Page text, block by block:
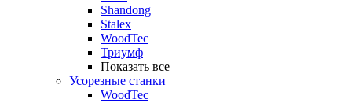
Shandong
Stalex
WoodTec
Триумф
Показать все
Усорезные станки
WoodTec